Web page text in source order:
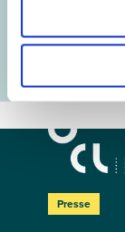
Presse